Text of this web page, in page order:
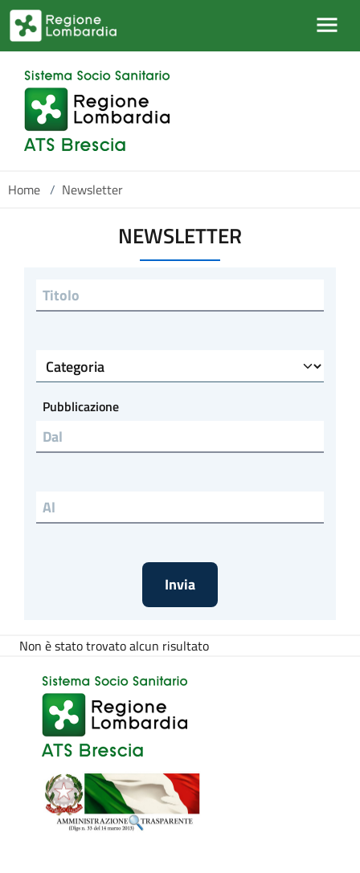
Salta al contenuto principale
Home / Newsletter
NEWSLETTER
Categoria
Pubblicazione
Non è stato trovato alcun risultato